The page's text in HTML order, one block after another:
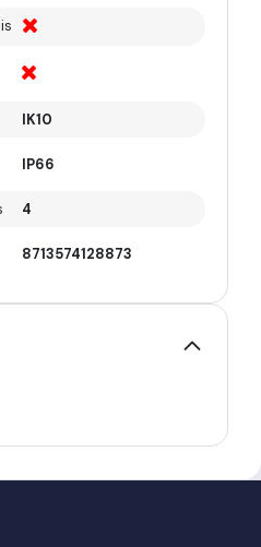
IK10
IP66
4
8713574128873